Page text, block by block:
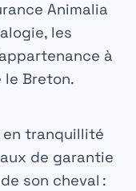
Animalia
les
à
le Breton.
en tranquillité
de garantie
son cheval :